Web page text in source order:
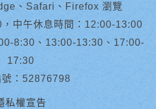
、Safari、Firefox 瀏覽
中午休息時間：12:00-13:00
8:30、13:00-13:30、17:00-
17:30
號：52876798
私權宣告